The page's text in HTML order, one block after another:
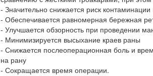
- Значительно снижается риск
- Обеспечивается равномерная бережная
- Улучшается обзорность при проведении
- Минимизируется высыхание краев раны
- Снижается послеоперационная боль и
на рану
- Сокращается время операции.